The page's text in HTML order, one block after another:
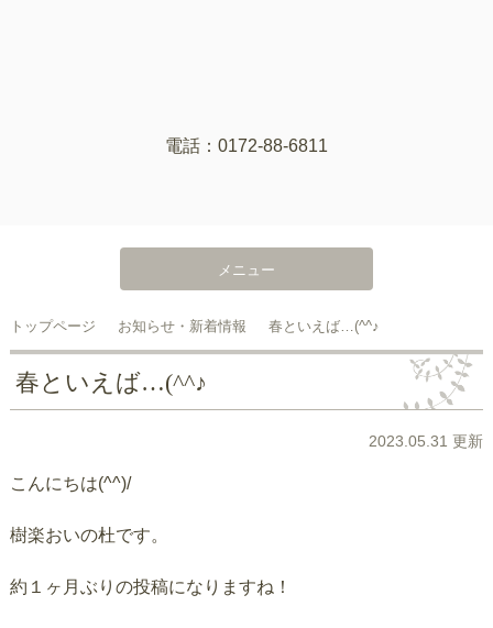
電話：0172-88-6811
メニュー
トップページ お知らせ・新着情報 春といえば…(^^♪
春といえば…(^^♪
2023.05.31 更新
こんにちは(^^)/
樹楽おいの杜です。
約１ヶ月ぶりの投稿になりますね！